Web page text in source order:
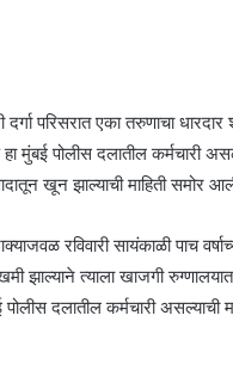
परिसरात एका तरुणाचा
मुंबई पोलीस दलातील कर्मचारी
खून झाल्याची माहिती समोर
रविवारी सायंकाळी पाच
झाल्याने त्याला खाजगी
दलातील कर्मचारी